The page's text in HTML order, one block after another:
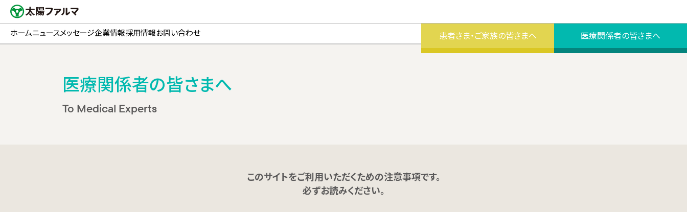
患者さま・ご家族の皆さまへ 医療関係者の皆さまへ
ホームニュースメッセージ企業情報採用情報お問い合わせ
医療関係者の皆さまへ
To Medical Experts
このサイトをご利用いただくための注意事項です。
必ずお読みください。